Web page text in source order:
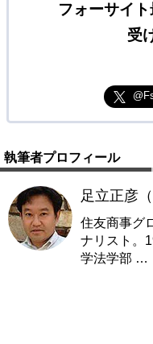
フォーサイ
受
執筆者プロフィール
足立正彦
住友商事グ
ナリスト。
学法学部 …